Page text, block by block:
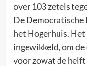
over 103 zetels
De Democratische
het Hogerhuis. Het
ingewikkeld, om
voor zowat de helft